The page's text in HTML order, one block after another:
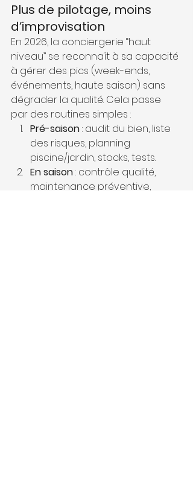
Plus de pilotage, moins
d’improvisation
En 2026, la conciergerie “haut
niveau” se reconnaît à sa capacité
à gérer des pics (week-ends,
événements, haute saison) sans
dégrader la qualité. Cela passe
par des routines simples :
Pré-saison : audit du bien, liste
des risques, planning
piscine/jardin, stocks, tests.
En saison : contrôle qualité,
maintenance préventive,